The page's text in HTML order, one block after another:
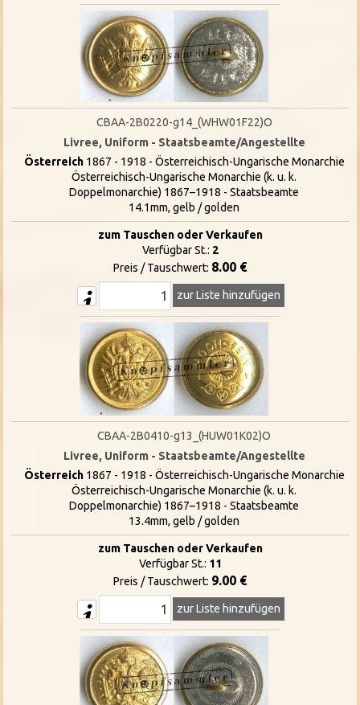
CBAA-2B0220-g14_(WHW01F22)O
Livree, Uniform - Staatsbeamte/Angestellte
Österreich1867 - 1918 - Österreichisch-Ungarische Monarchie
Österreichisch-Ungarische Monarchie (k. u. k.
Doppelmonarchie) 1867–1918 - Staatsbeamte
14.1mm, gelb / golden
zum Tauschen oder Verkaufen
Verfügbar St.: 2
Preis / Tauschwert: 8.00 €
zur Liste hinzufügen
CBAA-2B0410-g13_(HUW01K02)O
Livree, Uniform - Staatsbeamte/Angestellte
Österreich1867 - 1918 - Österreichisch-Ungarische Monarchie
Österreichisch-Ungarische Monarchie (k. u. k.
Doppelmonarchie) 1867–1918 - Staatsbeamte
13.4mm, gelb / golden
zum Tauschen oder Verkaufen
Verfügbar St.: 11
Preis / Tauschwert: 9.00 €
zur Liste hinzufügen